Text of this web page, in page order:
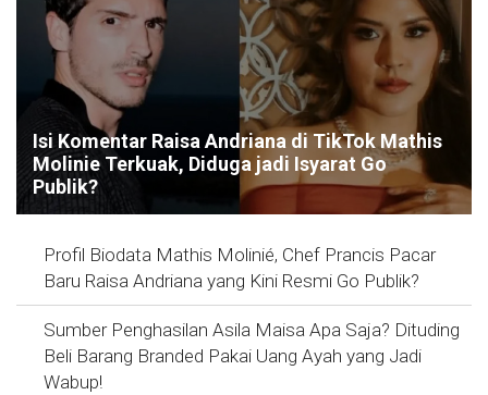
Isi Komentar Raisa Andriana di TikTok Mathis
Molinie Terkuak, Diduga jadi Isyarat Go
Publik?
Profil Biodata Mathis Molinié, Chef Prancis Pacar
Baru Raisa Andriana yang Kini Resmi Go Publik?
Sumber Penghasilan Asila Maisa Apa Saja? Dituding
Beli Barang Branded Pakai Uang Ayah yang Jadi
Wabup!